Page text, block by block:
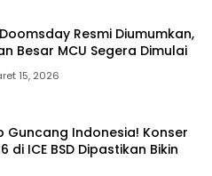
Resmi Diumumkan,
Besar MCU Segera Dimulai
15, 2026
Guncang Indonesia! Konser
di ICE BSD Dipastikan Bikin